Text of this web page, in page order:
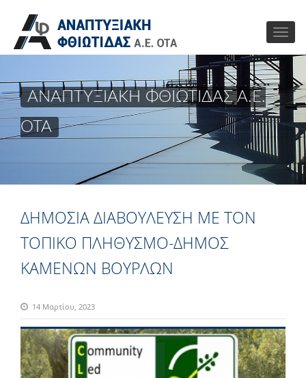
ΑΝΑΠΤΥΞΙΑΚΗ ΦΘΙΩΤΙΔΑΣ Α.Ε.
ΟΤΑ
ΔΗΜΟΣΙΑ ΔΙΑΒΟΥΛΕΥΣΗ ΜΕ ΤΟΝ
ΤΟΠΙΚΟ ΠΛΗΘΥΣΜΟ-ΔΗΜΟΣ
ΚΑΜΕΝΩΝ ΒΟΥΡΛΩΝ
14 Μαρτίου, 2023